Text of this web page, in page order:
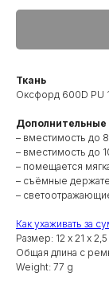
Ткань
Оксфорд 600D PU
– вместимость до
– вместимость до
– помещается
– съёмные
–
Как ухаживать за
Размер: 12 х 21 х
Общая длина с
Weight: 77 g